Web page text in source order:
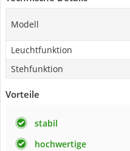
Modell
Leuchtfunktion
Stehfunktion
Vorteile
stabil
hochwertige